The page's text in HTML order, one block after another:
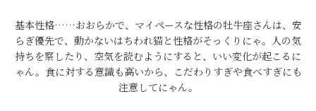
基本性格……おおらかで、マイペースな性格の牡牛座さんは、安
らぎ優先で、動かないはちわれ猫と性格がそっくりにゃ。人の気
持ちを察したり、空気を読むようにすると、いい変化が起こるに
ゃん。食に対する意識も高いから、こだわりすぎや食べすぎにも
注意してにゃん。